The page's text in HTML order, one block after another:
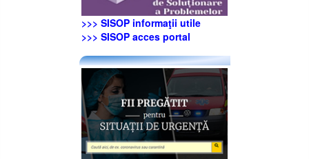
>>> SISOP informaţii utile
>>> SISOP acces portal